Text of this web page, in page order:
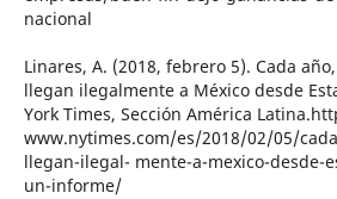
nacional
Linares, A. (2018, febrero 5). Cada
llegan ilegalmente a México desde
York Times, Sección América
www.nytimes.com/es/2018/02/05/
llegan-ilegal- mente-a-mexico-desde-
un-informe/